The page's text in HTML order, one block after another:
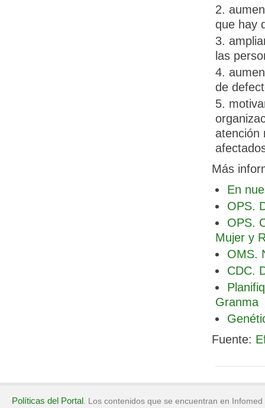
que hay
las
de
atención
Más
En
OPS.
OPS.
Mujer y
OMS.
CDC.
Granma
Fuente:
Políticas del Portal. Los contenidos que se encuentran en Infomed